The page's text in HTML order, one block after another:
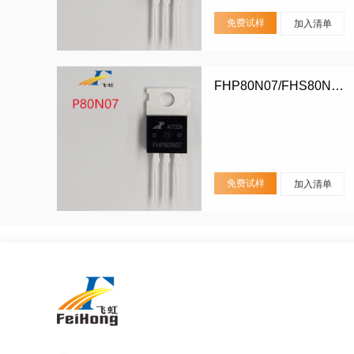
免费试样 加入清单
FHP80N07/FHS80N07/FHD80N07
免费试样 加入清单